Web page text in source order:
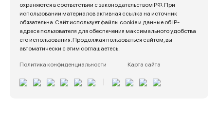
охраняются в соответствии с законодательством РФ. При
использовании материалов активная ссылка на источник
обязательна. Сайт использует файлы cookie и данные об IP-
адресе пользователя для обеспечения максимального удобства
его использования. Продолжая пользоваться сайтом, вы
автоматически с этим соглашаетесь.
Политика конфиденциальности Карта сайта